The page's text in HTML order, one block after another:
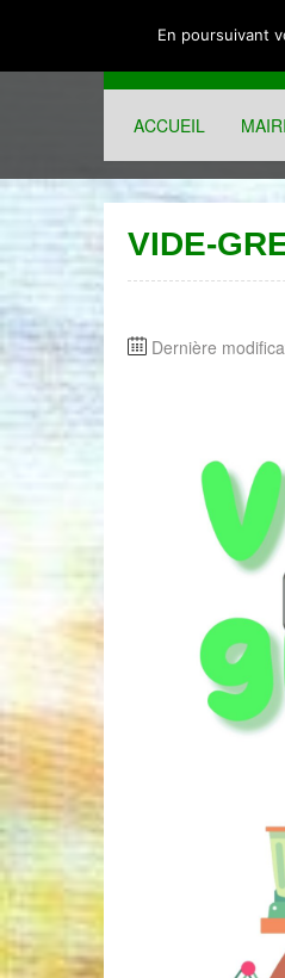
BADENS
ACCUEIL
Informations
VIDE-
Dernière
En poursuivant